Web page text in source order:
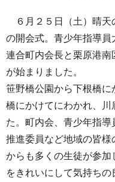
６月２５日（土）晴天
の開会式。青少年指導
連合町内会長と栗原港
が始まりました。
笹野橋公園から下根橋
橋にかけてにわかれ、川
た。町内会、青少年指
推進委員など地域の皆
からも多くの生徒が参加
をきれいにして気持ちの